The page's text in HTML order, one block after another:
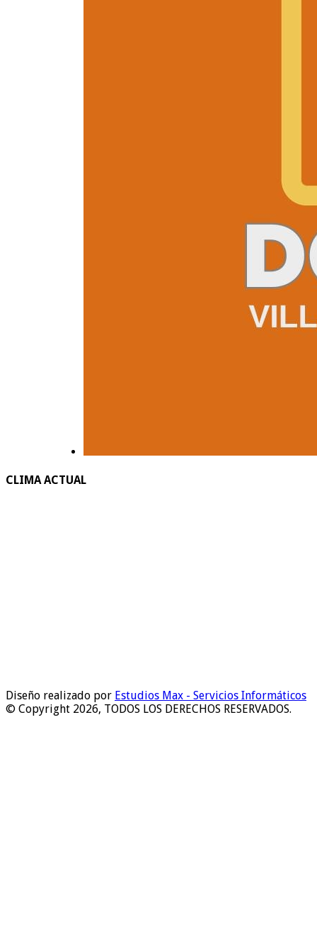
CLIMA ACTUAL
Diseño realizado por Estudios Max - Servicios Informáticos
© Copyright 2026, TODOS LOS DERECHOS RESERVADOS.